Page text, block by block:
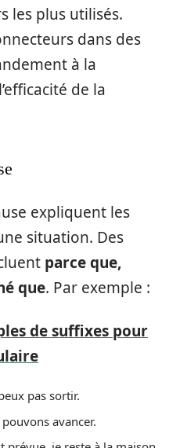
les plus utilisés.
dans des
à la
de la
expliquent les
situation. Des
parce que,
que. Par exemple :
de suffixes pour
pas sortir.
avancer.